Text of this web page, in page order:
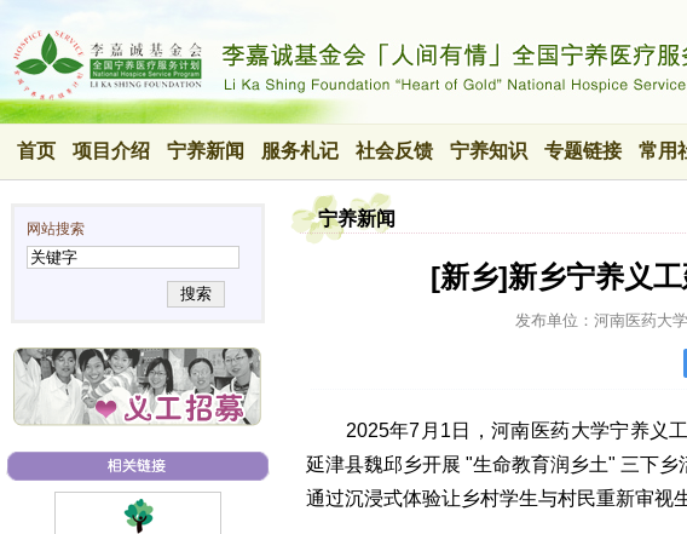
首页 项目介绍 宁养新闻 服务札记 社会反馈 宁养知识 专题链接 常用
网站搜索
搜索
宁养新闻
[新乡]新乡宁养义
发布单位：河南医药大
2025年7月1日，河南医药大学宁养义
延津县魏邱乡开展 "生命教育润乡土" 三下
通过沉浸式体验让乡村学生与村民重新审视